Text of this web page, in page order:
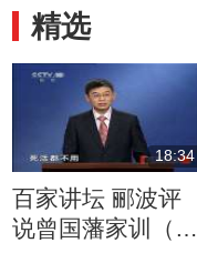
精选
18:34
百家讲坛 郦波评
说曾国藩家训（上